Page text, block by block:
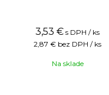
3,53 € s DPH / ks
2,87 € bez DPH / ks
Na sklade